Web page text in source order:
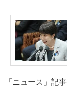
「ニュース」記